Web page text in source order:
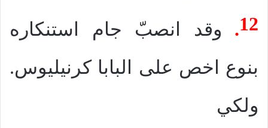
12
. وقد انصبّ جام استنكاره
بنوع اخص على البابا كرنيليوس.
ولكي